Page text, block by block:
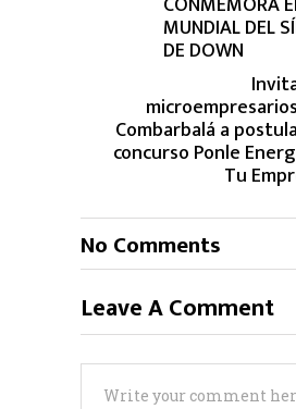
MUNDIAL DEL
DE DOWN
Combarbalá a
concurso Ponle
Tu
No Comments
Leave A Comment